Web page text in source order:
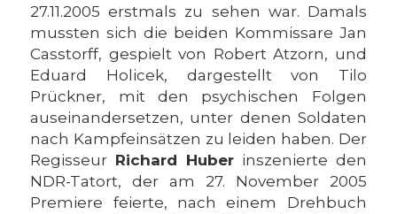
27.11.2005 erstmals zu sehen war. Damals
mussten sich die beiden Kommissare Jan
Casstorff, gespielt von Robert Atzorn, und
Eduard Holicek, dargestellt von Tilo
Prückner, mit den psychischen Folgen
auseinandersetzen, unter denen Soldaten
nach Kampfeinsätzen zu leiden haben. Der
Regisseur Richard Huber inszenierte den
NDR-Tatort, der am 27. November 2005
Premiere feierte, nach einem Drehbuch